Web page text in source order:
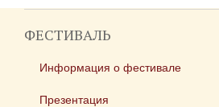
ФЕСТИВАЛЬ
Информация о фестивале
Презентация